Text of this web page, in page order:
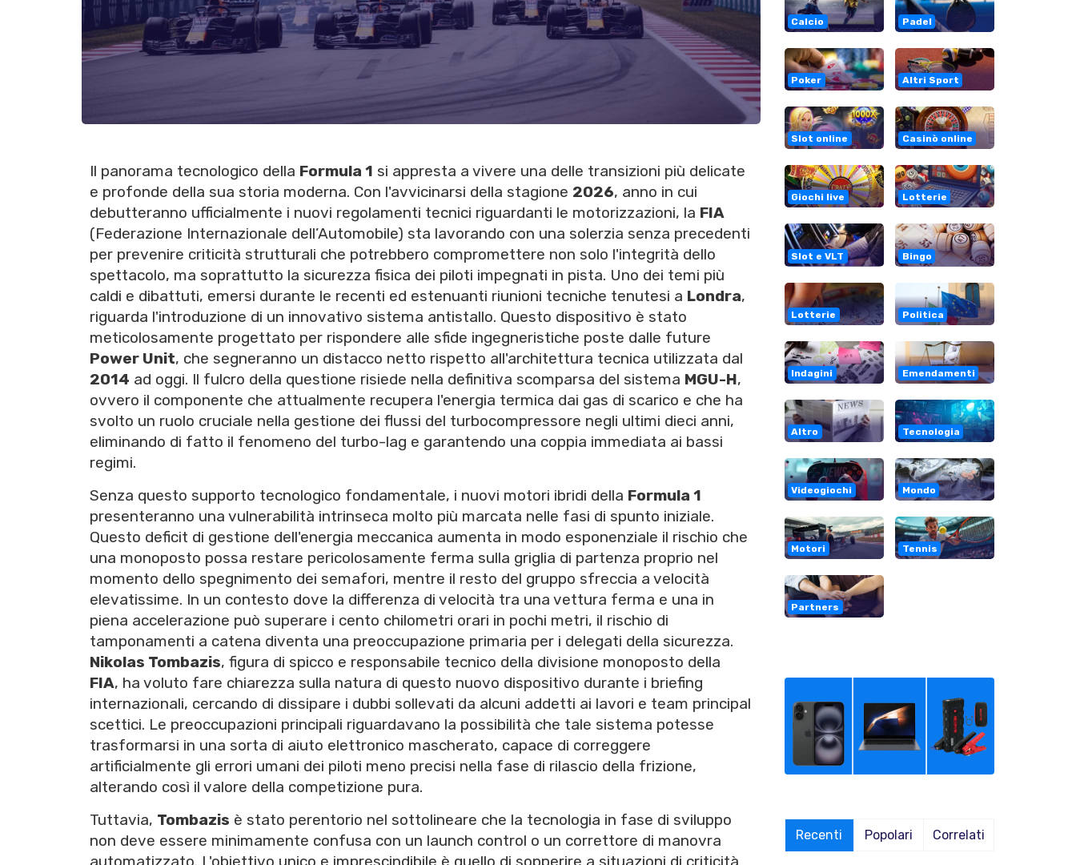
Il panorama tecnologico della Formula 1 si appresta a vivere una delle transizioni più delicate
e profonde della sua storia moderna. Con l'avvicinarsi della stagione 2026, anno in cui
debutteranno ufficialmente i nuovi regolamenti tecnici riguardanti le motorizzazioni, la FIA
(Federazione Internazionale dell’Automobile) sta lavorando con una solerzia senza precedenti
per prevenire criticità strutturali che potrebbero compromettere non solo l'integrità dello
spettacolo, ma soprattutto la sicurezza fisica dei piloti impegnati in pista. Uno dei temi più
caldi e dibattuti, emersi durante le recenti ed estenuanti riunioni tecniche tenutesi a Londra,
riguarda l'introduzione di un innovativo sistema antistallo. Questo dispositivo è stato
meticolosamente progettato per rispondere alle sfide ingegneristiche poste dalle future
Power Unit, che segneranno un distacco netto rispetto all'architettura tecnica utilizzata dal
2014 ad oggi. Il fulcro della questione risiede nella definitiva scomparsa del sistema MGU-H,
ovvero il componente che attualmente recupera l'energia termica dai gas di scarico e che ha
svolto un ruolo cruciale nella gestione dei flussi del turbocompressore negli ultimi dieci anni,
eliminando di fatto il fenomeno del turbo-lag e garantendo una coppia immediata ai bassi
regimi.
Senza questo supporto tecnologico fondamentale, i nuovi motori ibridi della Formula 1
presenteranno una vulnerabilità intrinseca molto più marcata nelle fasi di spunto iniziale.
Questo deficit di gestione dell'energia meccanica aumenta in modo esponenziale il rischio che
una monoposto possa restare pericolosamente ferma sulla griglia di partenza proprio nel
momento dello spegnimento dei semafori, mentre il resto del gruppo sfreccia a velocità
elevatissime. In un contesto dove la differenza di velocità tra una vettura ferma e una in
piena accelerazione può superare i cento chilometri orari in pochi metri, il rischio di
tamponamenti a catena diventa una preoccupazione primaria per i delegati della sicurezza.
Nikolas Tombazis, figura di spicco e responsabile tecnico della divisione monoposto della
FIA, ha voluto fare chiarezza sulla natura di questo nuovo dispositivo durante i briefing
internazionali, cercando di dissipare i dubbi sollevati da alcuni addetti ai lavori e team principal
scettici. Le preoccupazioni principali riguardavano la possibilità che tale sistema potesse
trasformarsi in una sorta di aiuto elettronico mascherato, capace di correggere
artificialmente gli errori umani dei piloti meno precisi nella fase di rilascio della frizione,
alterando così il valore della competizione pura.
Tuttavia, Tombazis è stato perentorio nel sottolineare che la tecnologia in fase di sviluppo
non deve essere minimamente confusa con un launch control o un correttore di manovra
Calcio Padel
Poker Altri Sport
Slot online Casinò online
Giochi live Lotterie
Slot e VLT Bingo
Lotterie Politica
Indagini Emendamenti
Altro Tecnologia
Videogiochi Mondo
Motori Tennis
Partners
Recenti Popolari Correlati